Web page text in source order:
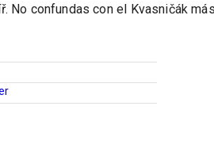
No confundas con el Kvasničák